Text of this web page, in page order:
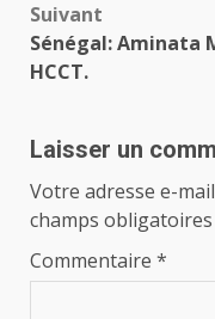
Suivant
Sénégal: Aminata
HCCT.
Laisser un
Votre adresse e-
champs
Commentaire *